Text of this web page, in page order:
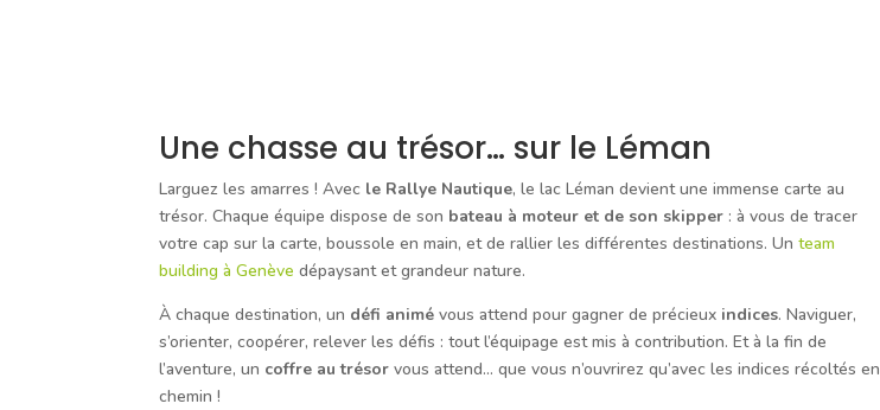
Une chasse au trésor… sur le Léman
Larguez les amarres ! Avec le Rallye Nautique, le lac Léman devient une immense carte au
trésor. Chaque équipe dispose de son bateau à moteur et de son skipper : à vous de tracer
votre cap sur la carte, boussole en main, et de rallier les différentes destinations. Unteam
building à Genève dépaysant et grandeur nature.
À chaque destination, un défi animé vous attend pour gagner de précieux indices. Naviguer,
s’orienter, coopérer, relever les défis : tout l’équipage est mis à contribution. Et à la fin de
l’aventure, un coffre au trésor vous attend… que vous n’ouvrirez qu’avec les indices récoltés en
chemin !